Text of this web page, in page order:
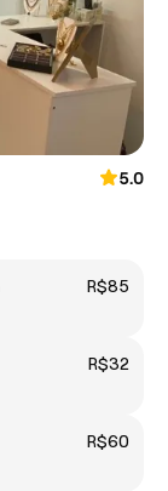
5.0
R$85
R$32
R$60